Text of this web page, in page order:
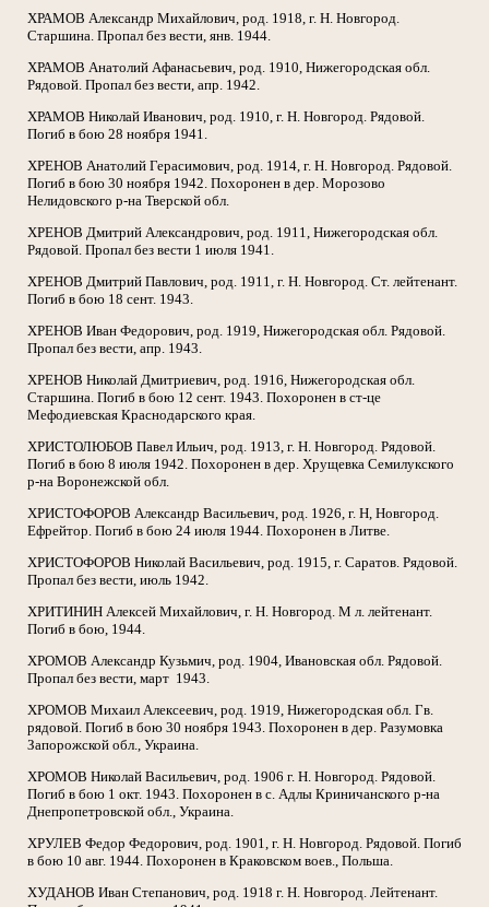
ХРАМОВ Александр Михайлович, род. 1918, г. Н. Новгород.
Старшина. Пропал без вести, янв. 1944.
ХРАМОВ Анатолий Афанасьевич, род. 1910, Нижегородская обл.
Рядовой. Пропал без вести, апр. 1942.
ХРАМОВ Николай Иванович, род. 1910, г. Н. Новгород. Рядовой.
Погиб в бою 28 ноября 1941.
ХРЕНОВ Анатолий Герасимович, род. 1914, г. Н. Новгород. Рядовой.
Погиб в бою 30 ноября 1942. Похоронен в дер. Морозово
Нелидовского р-на Тверской обл.
ХРЕНОВ Дмитрий Александрович, род. 1911, Нижегородская обл.
Рядовой. Пропал без вести 1 июля 1941.
ХРЕНОВ Дмитрий Павлович, род. 1911, г. Н. Новгород. Ст. лейтенант.
Погиб в бою 18 сент. 1943.
ХРЕНОВ Иван Федорович, род. 1919, Нижегородская обл. Рядовой.
Пропал без вести, апр. 1943.
ХРЕНОВ Николай Дмитриевич, род. 1916, Нижегородская обл.
Старшина. Погиб в бою 12 сент. 1943. Похоронен в ст-це
Мефодиевская Краснодарского края.
ХРИСТОЛЮБОВ Павел Ильич, род. 1913, г. Н. Новгород. Рядовой.
Погиб в бою 8 июля 1942. Похоронен в дер. Хрущевка Семилукского
р-на Воронежской обл.
ХРИСТОФОРОВ Александр Васильевич, род. 1926, г. Н, Новгород.
Ефрейтор. Погиб в бою 24 июля 1944. Похоронен в Литве.
ХРИСТОФОРОВ Николай Васильевич, род. 1915, г. Саратов. Рядовой.
Пропал без вести, июль 1942.
ХРИТИНИН Алексей Михайлович, г. Н. Новгород. М л. лейтенант.
Погиб в бою, 1944.
ХРОМОВ Александр Кузьмич, род. 1904, Ивановская обл. Рядовой.
Пропал без вести, март 1943.
ХРОМОВ Михаил Алексеевич, род. 1919, Нижегородская обл. Гв.
рядовой. Погиб в бою 30 ноября 1943. Похоронен в дер. Разумовка
Запорожской обл., Украина.
ХРОМОВ Николай Васильевич, род. 1906 г. Н. Новгород. Рядовой.
Погиб в бою 1 окт. 1943. Похоронен в с. Адлы Криничанского р-на
Днепропетровской обл., Украина.
ХРУЛЕВ Федор Федорович, род. 1901, г. Н. Новгород. Рядовой. Погиб
в бою 10 авг. 1944. Похоронен в Краковском воев., Польша.
ХУДАНОВ Иван Степанович, род. 1918 г. Н. Новгород. Лейтенант.